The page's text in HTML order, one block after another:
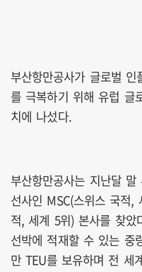
부산항만공사가 글로벌
를 극복하기 위해 유럽 글
치에 나섰다.
부산항만공사는 지난달
선사인 MSC(스위스 국적
적, 세계 5위) 본사를 찾
선박에 적재할 수 있는 중
만 TEU를 보유하며 전 세